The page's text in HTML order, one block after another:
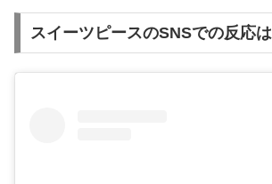
スイーツピースのSNSでの反応は